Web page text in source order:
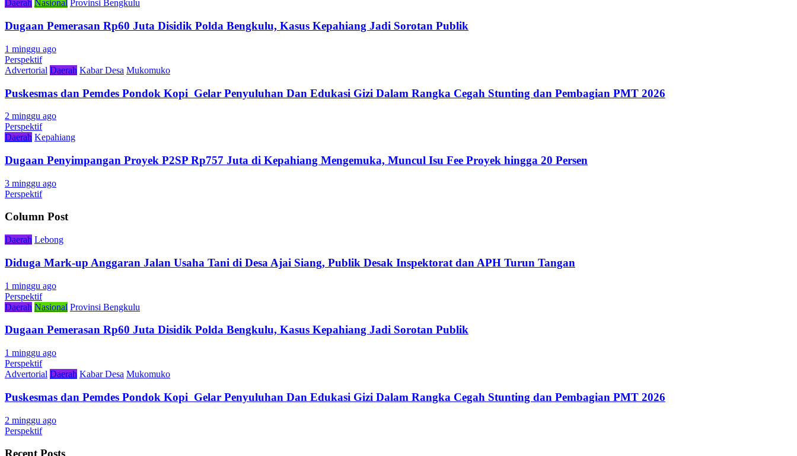
Daerah Nasional Provinsi Bengkulu
Dugaan Pemerasan Rp60 Juta Disidik Polda Bengkulu, Kasus Kepahiang Jadi Sorotan Publik
1 minggu ago
Perspektif
Advertorial Daerah Kabar Desa Mukomuko
Puskesmas dan Pemdes Pondok Kopi Gelar Penyuluhan Dan Edukasi Gizi Dalam Rangka Cegah Stunting dan Pembagian PMT 2026
2 minggu ago
Perspektif
Daerah Kepahiang
Dugaan Penyimpangan Proyek P2SP Rp757 Juta di Kepahiang Mengemuka, Muncul Isu Fee Proyek hingga 20 Persen
3 minggu ago
Perspektif
Column Post
Daerah Lebong
Diduga Mark-up Anggaran Jalan Usaha Tani di Desa Ajai Siang, Publik Desak Inspektorat dan APH Turun Tangan
1 minggu ago
Perspektif
Daerah Nasional Provinsi Bengkulu
Dugaan Pemerasan Rp60 Juta Disidik Polda Bengkulu, Kasus Kepahiang Jadi Sorotan Publik
1 minggu ago
Perspektif
Advertorial Daerah Kabar Desa Mukomuko
Puskesmas dan Pemdes Pondok Kopi Gelar Penyuluhan Dan Edukasi Gizi Dalam Rangka Cegah Stunting dan Pembagian PMT 2026
2 minggu ago
Perspektif
Recent Posts